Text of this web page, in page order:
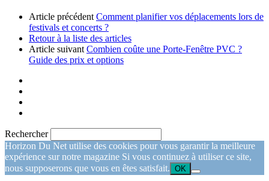
Article précédent Comment planifier vos déplacements lors de
festivals et concerts ?
Retour à la liste des articles
Article suivant Combien coûte une Porte-Fenêtre PVC ?
Guide des prix et options
Rechercher
Horizon Du Net utilise des cookies pour vous garantir la meilleure
expérience sur notre magazine Si vous continuez à utiliser ce site,
nous supposerons que vous en êtes satisfait. OK